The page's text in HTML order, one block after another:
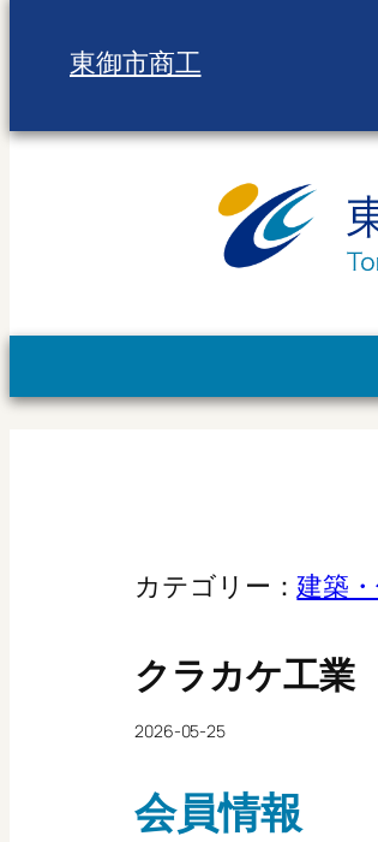
東御市商工
カテゴリー：建築
クラカケ工業
2026-05-25
会員情報